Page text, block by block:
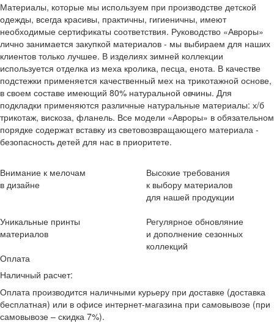
Материалы, которые мы используем при производстве детской
одежды, всегда красивы, практичны, гигиеничны, имеют
необходимые сертификаты соответствия. Руководство «Авроры»
лично занимается закупкой материалов - мы выбираем для наших
клиентов только лучшее. В изделиях зимней коллекции
используется отделка из меха кролика, песца, енота. В качестве
подстежки применяется качественный мех на трикотажной основе,
в своем составе имеющий 80% натуральной овчины. Для
подкладки применяются различные натуральные материалы: х/б
трикотаж, вискоза, фланель. Все модели «Авроры» в обязательном
порядке содержат вставку из световозвращающего материала -
безопасность детей для нас в приоритете.
Внимание к мелочам
в дизайне
Высокие требования
к выбору материалов
для нашей продукции
Уникальные принты
материалов
Регулярное обновляние
и дополнение сезонных
коллекций
Оплата
Наличный расчет:
Оплата производится наличными курьеру при доставке (доставка
бесплатная) или в офисе интернет-магазина при самовывозе (при
самовывозе – скидка 7%).